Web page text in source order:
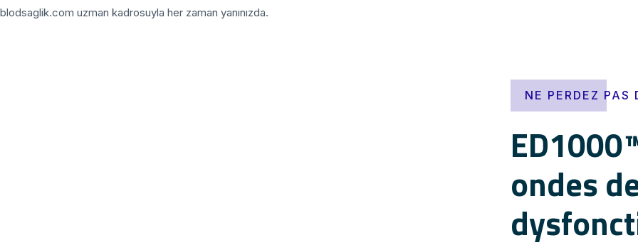
blodsaglik.com uzman kadrosuyla her zaman yanınızda.
NE PERDEZ PAS
ondes